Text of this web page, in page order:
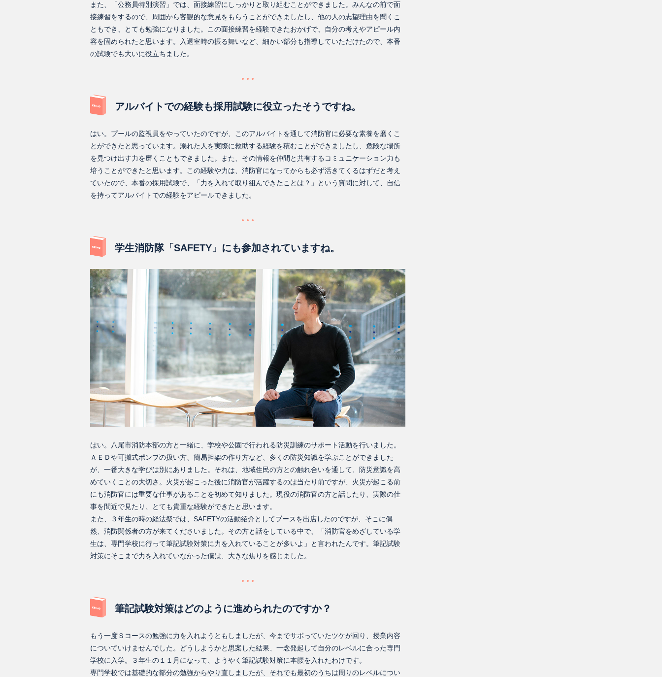
また、「公務員特別演習」では、面接練習にしっかりと取り組むことができました。みんなの前で面
接練習をするので、周囲から客観的な意見をもらうことができましたし、他の人の志望理由を聞くこ
ともでき、とても勉強になりました。この面接練習を経験できたおかげで、自分の考えやアピール内
容を固められたと思います。入退室時の振る舞いなど、細かい部分も指導していただけたので、本番
の試験でも大いに役立ちました。
アルバイトでの経験も採用試験に役立ったそうですね。
はい。プールの監視員をやっていたのですが、このアルバイトを通して消防官に必要な素養を磨くこ
とができたと思っています。溺れた人を実際に救助する経験を積むことができましたし、危険な場所
を見つけ出す力を磨くこともできました。また、その情報を仲間と共有するコミュニケーション力も
培うことができたと思います。この経験や力は、消防官になってからも必ず活きてくるはずだと考え
ていたので、本番の採用試験で、「力を入れて取り組んできたことは？」という質問に対して、自信
を持ってアルバイトでの経験をアピールできました。
学生消防隊「SAFETY」にも参加されていますね。
はい。八尾市消防本部の方と一緒に、学校や公園で行われる防災訓練のサポート活動を行いました。
ＡＥＤや可搬式ポンプの扱い方、簡易担架の作り方など、多くの防災知識を学ぶことができました
が、一番大きな学びは別にありました。それは、地域住民の方との触れ合いを通して、防災意識を高
めていくことの大切さ。火災が起こった後に消防官が活躍するのは当たり前ですが、火災が起こる前
にも消防官には重要な仕事があることを初めて知りました。現役の消防官の方と話したり、実際の仕
事を間近で見たり、とても貴重な経験ができたと思います。
また、３年生の時の経法祭では、SAFETYの活動紹介としてブースを出店したのですが、そこに偶
然、消防関係者の方が来てくださいました。その方と話をしている中で、「消防官をめざしている学
生は、専門学校に行って筆記試験対策に力を入れていることが多いよ」と言われたんです。筆記試験
対策にそこまで力を入れていなかった僕は、大きな焦りを感じました。
筆記試験対策はどのように進められたのですか？
もう一度Ｓコースの勉強に力を入れようともしましたが、今までサボっていたツケが回り、授業内容
についていけませんでした。どうしようかと思案した結果、一念発起して自分のレベルに合った専門
学校に入学。３年生の１１月になって、ようやく筆記試験対策に本腰を入れたわけです。
専門学校では基礎的な部分の勉強からやり直しましたが、それでも最初のうちは周りのレベルについ